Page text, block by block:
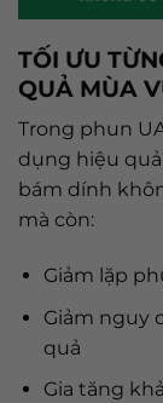
TỐI ƯU
QUẢ MÙA
Trong phun
dụng hiệu
bám dính
mà còn:
Giảm lặp
Giảm nguy
quả
Gia tăng